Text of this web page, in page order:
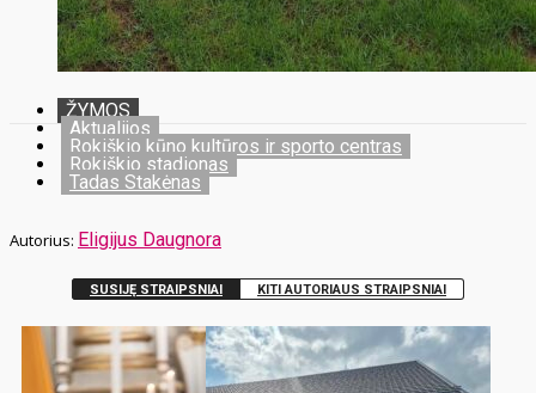
ŽYMOS
Aktualijos
Rokiškio kūno kultūros ir sporto centras
Rokiškio stadionas
Tadas Stakėnas
Eligijus Daugnora
SUSIJĘ STRAIPSNIAI KITI AUTORIAUS STRAIPSNIAI